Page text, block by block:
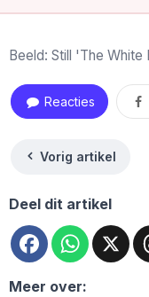
Beeld: Still 'The
Reacties
Vorig artikel
Deel dit artikel
Facebook
X
Meer over: